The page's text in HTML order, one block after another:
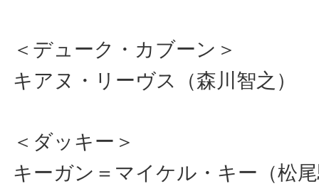
＜デューク・カブーン＞
キアヌ・リーヴス（森川智之）
＜ダッキー＞
キーガン＝マイケル・キー（松